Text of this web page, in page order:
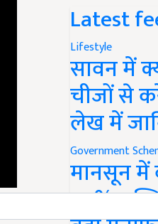
Latest
Lifestyle
सावन में
चीजों से
लेख में
Government
मानसून
50%